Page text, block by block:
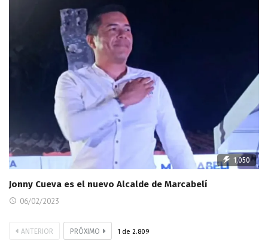
1,050
Jonny Cueva es el nuevo Alcalde de Marcabelí
06/02/2023
ANTERIOR PRÓXIMO 1 de 2.809